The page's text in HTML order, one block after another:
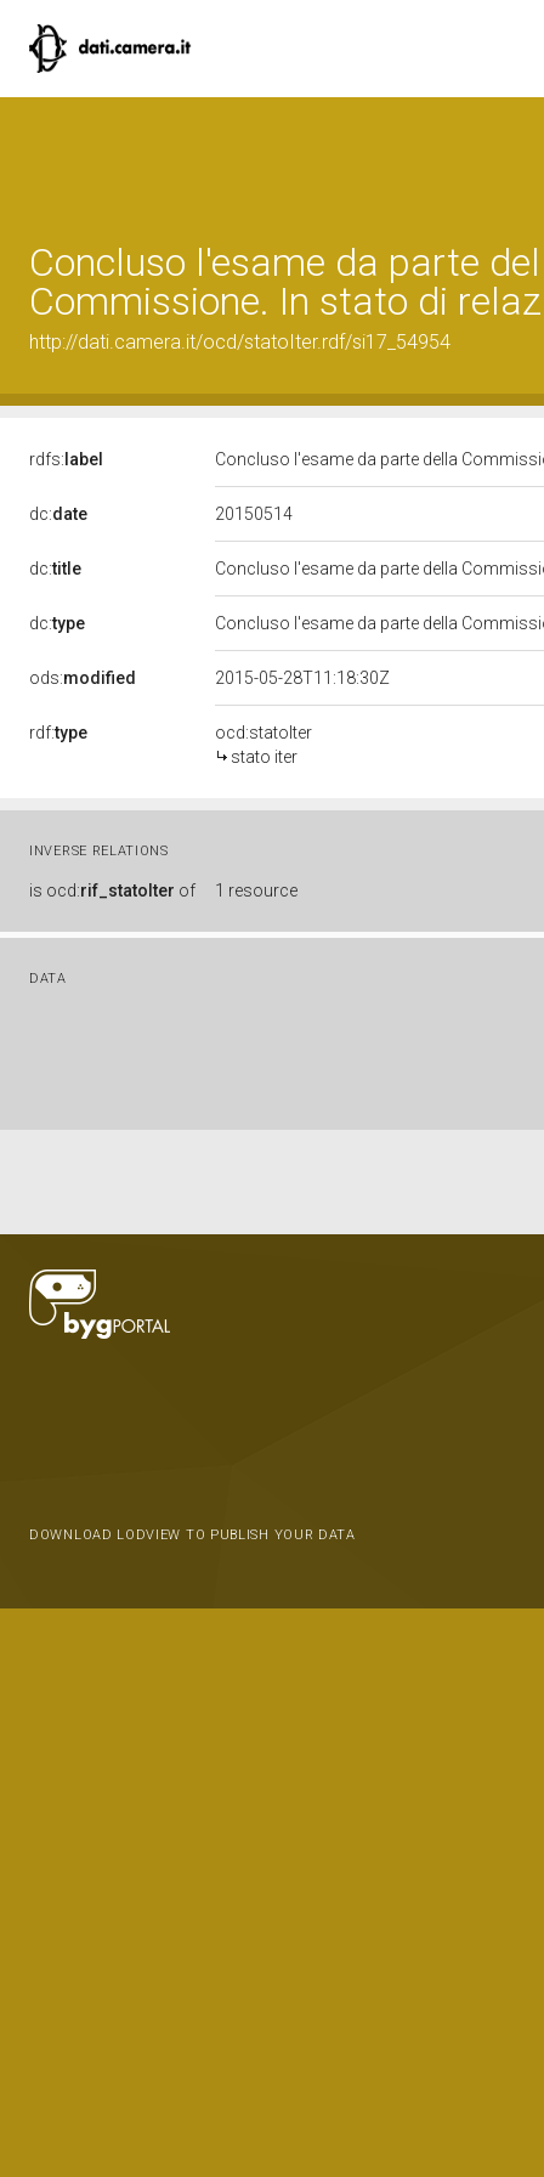
Concluso l'esame da parte
Commissione. In stato di
http://dati.camera.it/ocd/statoIter.rdf/si17_54954
rdfs: label Concluso l'esame da parte della
dc:date 20150514
dc:title Concluso l'esame da parte della
dc:type Concluso l'esame da parte della
ods:modified 2015-05-28T11:18:30Z
rdf:type
ocd:statoIter
stato iter
INVERSE RELATIONS
is ocd:rif_statoIter of 1 resource
DATA
DOWNLOAD LODVIEW TO PUBLISH YOUR DATA